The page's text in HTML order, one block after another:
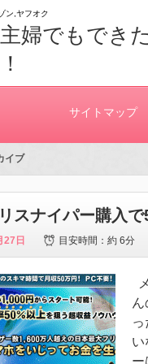
ン,ヤフオク
婦でもでき
サイトマップ
イブ
スナイパー購入
27日 目安時間：約 6分
ー